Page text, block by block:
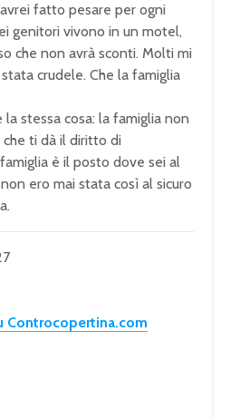
fatto pesare per ogni
genitori vivono in un motel,
che non avrà sconti. Molti mi
crudele. Che la famiglia
stessa cosa: la famiglia non
che ti dà il diritto di
è il posto dove sei al
non ero mai stata così al sicuro
Controcopertina.com